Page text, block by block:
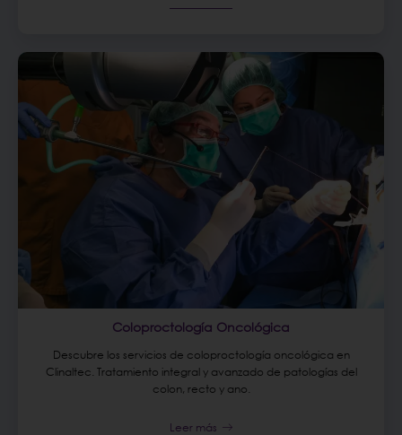
Coloproctología Oncológica
Descubre los servicios de coloproctología oncológica en
Clinaltec. Tratamiento integral y avanzado de patologías del
colon, recto y ano.
Leer más